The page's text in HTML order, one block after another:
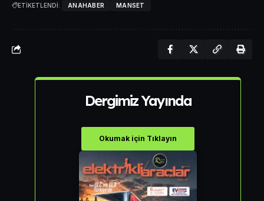
ETİKETLENDİ: ANAHABER MANSET
Dergimiz Yayında
Okumak için Tıklayın